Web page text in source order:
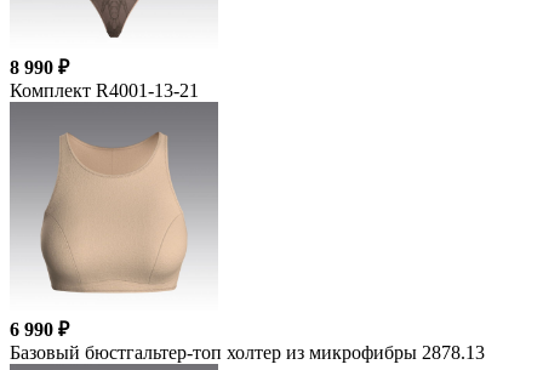
8 990 ₽
Комплект R4001-13-21
6 990 ₽
Базовый бюстгальтер-топ холтер из микрофибры 2878.13